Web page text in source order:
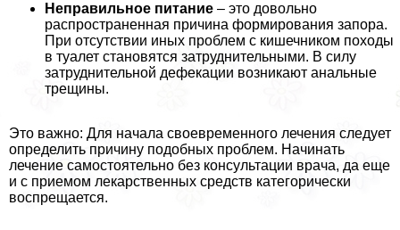
Неправильное питание – это довольно
распространенная причина формирования запора.
При отсутствии иных проблем с кишечником походы
в туалет становятся затруднительными. В силу
затруднительной дефекации возникают aнaльные
трещины.
Это важно: Для начала своевременного лечения следует
определить причину подобных проблем. Начинать
лечение самостоятельно без консультации врача, да еще
и с приемом лекарственных средств категорически
воспрещается.